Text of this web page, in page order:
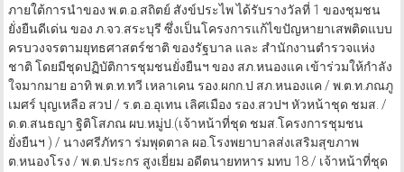
ภายใต้การนำของ พ.ต.อ.สถิตย์ สังข์ประไพ ได้รับรางวัลที่ 1 ของชุมชน
ยั่งยืนดีเด่น ของ ภ.จว.สระบุรี ซึ่งเป็นโครงการแก้ไขปัญหายาเสพติดแบบ
ครบวงจรตามยุทธศาสตร์ชาติ ของรัฐบาล และ สำนักงานตำรวจแห่ง
ชาติ โดยมีชุดปฏิบัติการชุมชนยั่งยืนฯ ของ สภ.หนองแค เข้าร่วมให้กำลัง
ใจมากมาย อาทิ พ.ต.ท.ทวี เหลาเคน รอง.ผกก.ป สภ.หนองแค / พ.ต.ท.ภณภู
เมศร์ บุญเหลือ สวป / ร.ต.อ.อุเทน เลิศเมือง รอง.สวปฯ หัวหน้าชุด ชมส. /
ด.ต.สนธญา ฐิติโสภณ ผบ.หมู่ป.(เจ้าหน้าที่ชุด ชมส.โครงการชุมชน
ยั่งยืนฯ ) / นางศรีภัทรา ร่มพุดตาล ผอ.โรงพยาบาลส่งเสริมสุขภาพ
ต.หนองโรง / พ.ต.ประกร สูงเยี่ยม อดีตนายทหาร มทบ 18 / เจ้าหน้าที่ชุด